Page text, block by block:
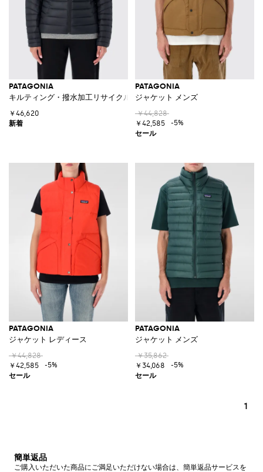
PATAGONIA
キルティング・撥水加工リサイクルナイロン製スリムフィットダウンジャ
￥46,620
PATAGONIA
ジャケット メンズ
￥44,828
￥42,585
-5%
PATAGONIA
ジャケット レディース
￥44,828
￥42,585
-5%
PATAGONIA
ジャケット メンズ
￥35,862
￥34,068
-5%
1
簡単返品
ご購入いただいた商品にご満足いただけない場合は、簡単返品サービスを